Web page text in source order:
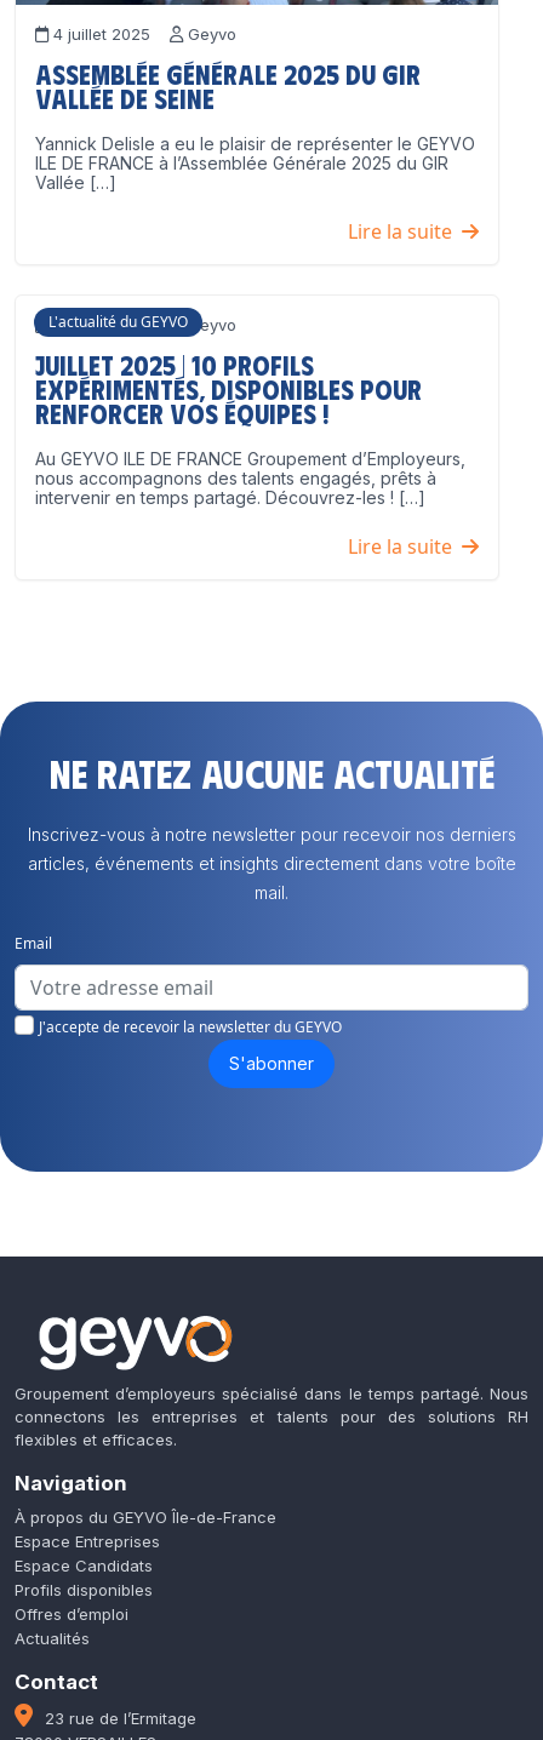
4 juillet 2025 Geyvo
Assemblée Générale 2025 du GIR
Vallée de Seine
Yannick Delisle a eu le plaisir de représenter le GEYVO
ILE DE FRANCE à l’Assemblée Générale 2025 du GIR
Vallée […]
Lire la suite
L'actualité du GEYVO
3 juillet 2025 Geyvo
Juillet 2025 | 10 profils
expérimentés, disponibles pour
renforcer vos équipes !
Au GEYVO ILE DE FRANCE Groupement d’Employeurs,
nous accompagnons des talents engagés, prêts à
intervenir en temps partagé. Découvrez-les ! […]
Lire la suite
Ne ratez aucune actualité
Inscrivez-vous à notre newsletter pour recevoir nos derniers
articles, événements et insights directement dans votre boîte
mail.
Email
J'accepte de recevoir la newsletter du GEYVO
S'abonner
Groupement d’employeurs spécialisé dans le temps partagé. Nous
connectons les entreprises et talents pour des solutions RH
flexibles et efficaces.
Navigation
À propos du GEYVO Île-de-France
Espace Entreprises
Espace Candidats
Profils disponibles
Offres d’emploi
Actualités
Contact
23 rue de l’Ermitage